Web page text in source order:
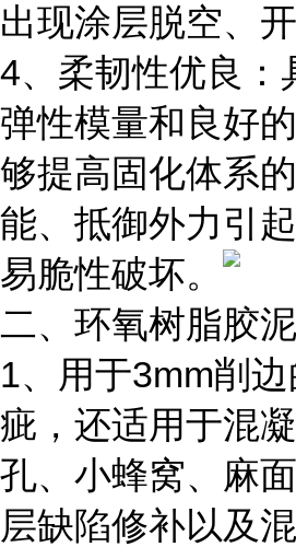
出现涂层脱空、开
4、柔韧性优良：
弹性模量和良好
够提高固化体系
能、抵御外力引
易脆性破坏。
二、环氧树脂胶
1、用于3mm削
疵，还适用于混
孔、小蜂窝、麻
层缺陷修补以及